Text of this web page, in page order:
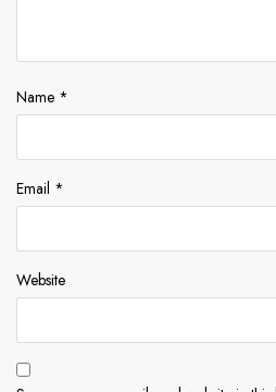
Name *
Email *
Website